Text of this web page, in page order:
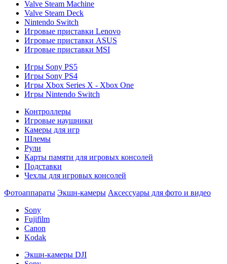
Valve Steam Machine
Valve Steam Deck
Nintendo Switch
Игровые приставки Lenovo
Игровые приставки ASUS
Игровые приставки MSI
Игры Sony PS5
Игры Sony PS4
Игры Xbox Series X - Xbox One
Игры Nintendo Switch
Контроллеры
Игровые наушники
Камеры для игр
Шлемы
Рули
Карты памяти для игровых консолей
Подставки
Чехлы для игровых консолей
Фотоаппараты Экшн-камеры Аксессуары для фото и видео
Sony
Fujifilm
Canon
Kodak
Экшн-камеры DJI